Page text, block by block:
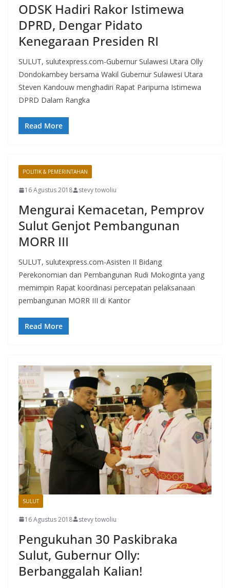
ODSK Hadiri Rakor Istimewa
DPRD, Dengar Pidato
Kenegaraan Presiden RI
SULUT, sulutexpress.com-Gubernur Sulawesi Utara Olly
Dondokambey bersama Wakil Gubernur Sulawesi Utara
Steven Kandouw menghadiri Rapat Paripurna Istimewa
DPRD Dalam Rangka
Read More
POLITIK & PEMERINTAHAN
16 Agustus 2018 stevy towoliu
Mengurai Kemacetan, Pemprov
Sulut Genjot Pembangunan
MORR III
SULUT, sulutexpress.com-Asisten II Bidang
Perekonomian dan Pembangunan Rudi Mokoginta yang
memimpin Rapat koordinasi percepatan pelaksanaan
pembangunan MORR III di Kantor
Read More
SULUT
16 Agustus 2018 stevy towoliu
Pengukuhan 30 Paskibraka
Sulut, Gubernur Olly:
Berbanggalah Kalian!